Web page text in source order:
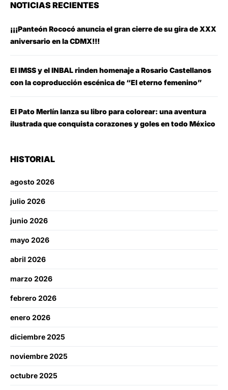
NOTICIAS RECIENTES
¡¡¡Panteón Rococó anuncia el gran cierre de su gira de XXX
aniversario en la CDMX!!!
El IMSS y el INBAL rinden homenaje a Rosario Castellanos
con la coproducción escénica de “El eterno femenino”
El Pato Merlín lanza su libro para colorear: una aventura
ilustrada que conquista corazones y goles en todo México
HISTORIAL
agosto 2026
julio 2026
junio 2026
mayo 2026
abril 2026
marzo 2026
febrero 2026
enero 2026
diciembre 2025
noviembre 2025
octubre 2025